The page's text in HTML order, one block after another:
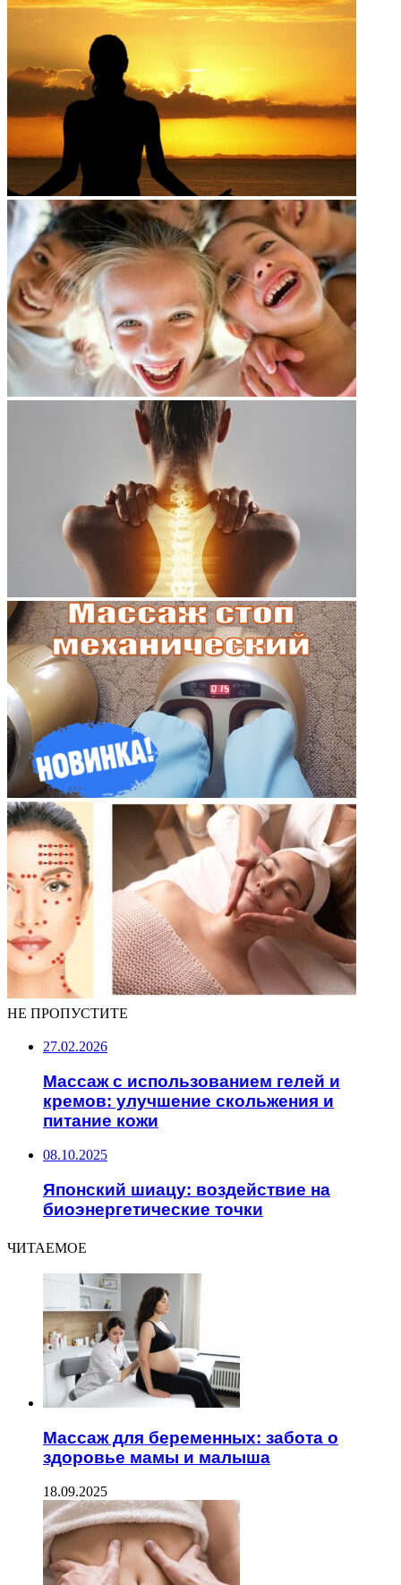
НЕ ПРОПУСТИТЕ
27.02.2026
Массаж с использованием гелей и
кремов: улучшение скольжения и
питание кожи
08.10.2025
Японский шиацу: воздействие на
биоэнергетические точки
ЧИТАЕМОЕ
Массаж для беременных: забота о
здоровье мамы и малыша
18.09.2025